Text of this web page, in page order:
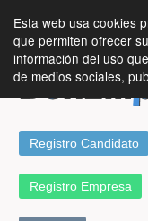
Esta web usa cookies
que permiten ofrecer
información del uso
de medios sociales,
Registro Candidato
Registro Empresa